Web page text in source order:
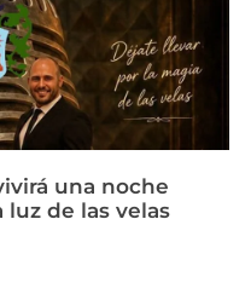
una noche
luz de las velas